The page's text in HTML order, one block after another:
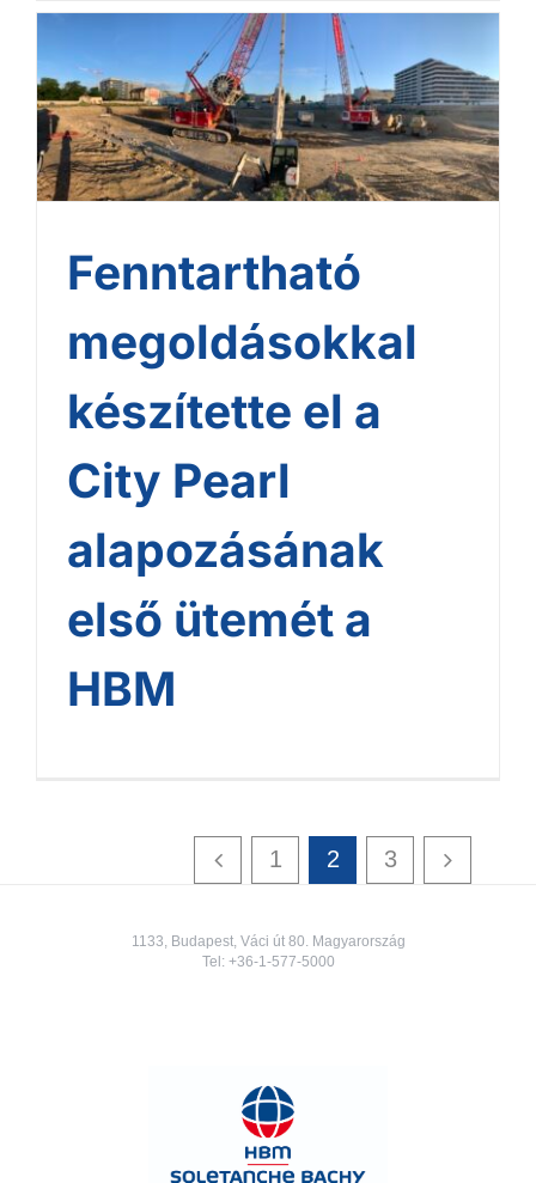
Fenntartható
megoldásokkal készítette
el a City Pearl
alapozásának első ütemét
a HBM
Fenntartható
megoldásokkal
készítette el a
City Pearl
alapozásának
első ütemét a
HBM
1 2 3
1133, Budapest, Váci út 80. Magyarország
Tel: +36-1-577-5000